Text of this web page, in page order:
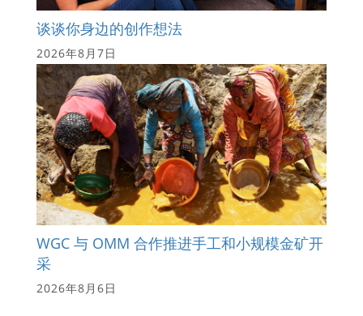
谈谈你身边的创作想法
2026年8月7日
WGC 与 OMM 合作推进手工和小规模金矿开
采
2026年8月6日